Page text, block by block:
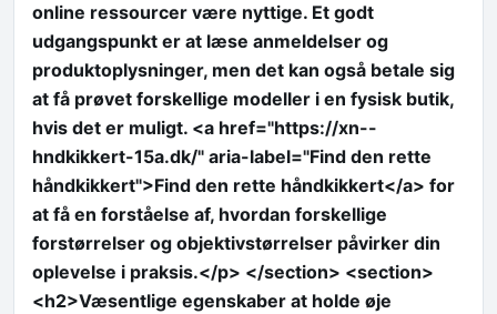
online ressourcer være nyttige. Et godt
udgangspunkt er at læse anmeldelser og
produktoplysninger, men det kan også betale sig
at få prøvet forskellige modeller i en fysisk butik,
hvis det er muligt. <a href="https://xn--
hndkikkert-15a.dk/" aria-label="Find den rette
håndkikkert">Find den rette håndkikkert</a> for
at få en forståelse af, hvordan forskellige
forstørrelser og objektivstørrelser påvirker din
oplevelse i praksis.</p> </section> <section>
<h2>Væsentlige egenskaber at holde øje